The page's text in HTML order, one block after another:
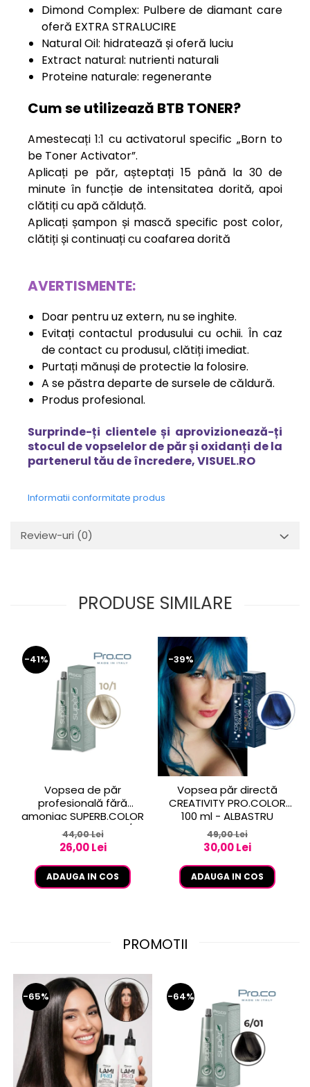
Dimond Complex: Pulbere de diamant care
oferă EXTRA STRALUCIRE
Natural Oil: hidratează și oferă luciu
Extract natural: nutrienti naturali
Proteine naturale: regenerante
Cum se utilizează BTB TONER?
Amestecați 1:1 cu activatorul specific „Born to
be Toner Activator”.
Aplicați pe păr, așteptați 15 până la 30 de
minute în funcție de intensitatea dorită, apoi
clătiți cu apă călduță.
Aplicați șampon și mască specific post color,
clătiți și continuați cu coafarea dorită
AVERTISMENTE:
Doar pentru uz extern, nu se inghite.
Evitați contactul produsului cu ochii. În caz
de contact cu produsul, clătiți imediat.
Purtați mănuși de protectie la folosire.
A se păstra departe de sursele de căldură.
Produs profesional.
Surprinde-ți clientele și aprovizionează-ți
stocul de vopselelor de păr și oxidanți de la
partenerul tău de încredere, VISUEL.RO
Informatii conformitate produs
Review-uri (0)
PRODUSE SIMILARE
-41%
Vopsea de păr
profesională fără
amoniac SUPERB.COLOR
100 ml - Pro.Co - 10/1
BLOND EXTRA DESCHIS
CENUSIU
44,00 Lei
26,00 Lei
ADAUGA IN COS
-39%
Vopsea păr directă
CREATIVITY PRO.COLOR
100 ml - ALBASTRU
49,00 Lei
30,00 Lei
ADAUGA IN COS
PROMOTII
-65% -64%